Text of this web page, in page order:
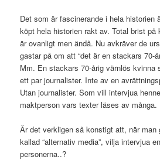
Det som är fascinerande i hela historien
köpt hela historien rakt av. Total brist
är ovanligt men ändå. Nu avkräver de
gastar på om att “det är en stackars 70-
Mm. En stackars 70-årig värnlös kvinna
ett par journalister. Inte av en
Utan journalister. Som vill intervjua
maktperson vars texter läses av många.
Är det verkligen så konstigt att, när man
kallad “alternativ media”, vilja intervjua
personerna..?